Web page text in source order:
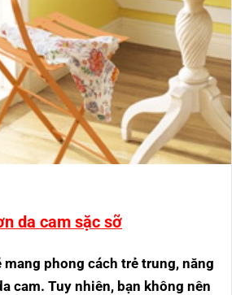
da cam sặc sỡ
mang phong cách trẻ trung, năng
cam. Tuy nhiên, bạn không nên